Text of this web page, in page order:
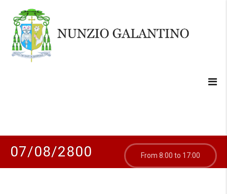
07/08/2800 From 8:00 to 17:00